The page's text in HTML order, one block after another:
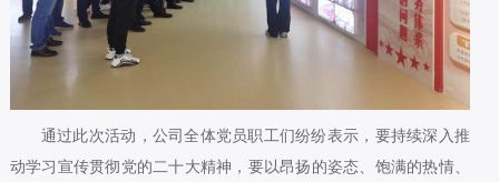
通过此次活动，公司全体党员职工们纷纷表示，要持续深入推
动学习宣传贯彻党的二十大精神，要以昂扬的姿态、饱满的热情、